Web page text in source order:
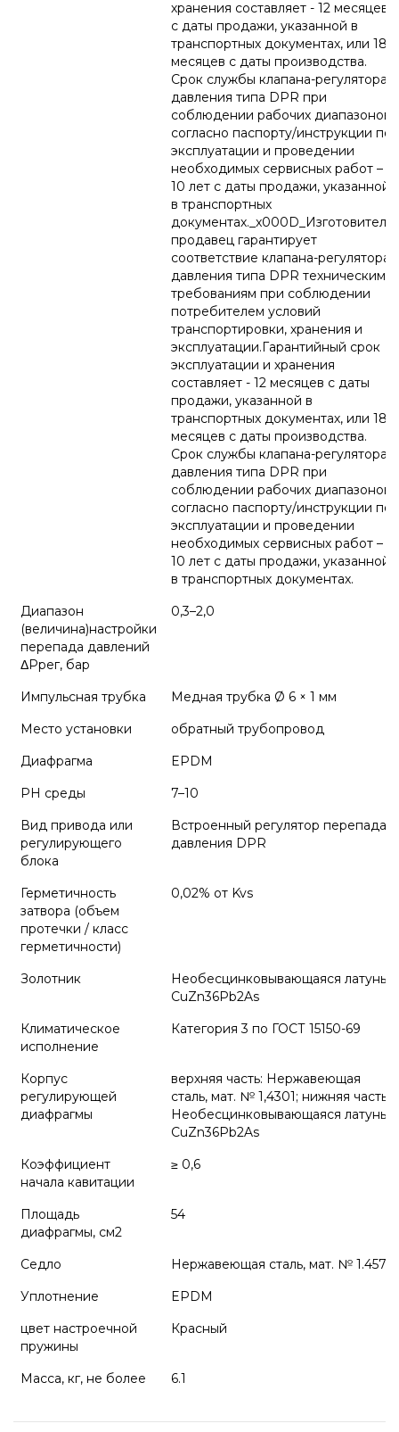
хранения составляет - 12 месяцев
с даты продажи, указанной в
транспортных документах, или 18
месяцев с даты производства.
Срок службы клапана-регулятора
давления типа DPR при
соблюдении рабочих диапазонов
согласно паспорту/инструкции по
эксплуатации и проведении
необходимых сервисных работ –
10 лет с даты продажи, указанной
в транспортных
документах._x000D_Изготовитель/
продавец гарантирует
соответствие клапана-регулятора
давления типа DPR техническим
требованиям при соблюдении
потребителем условий
транспортировки, хранения и
эксплуатации.Гарантийный срок
эксплуатации и хранения
составляет - 12 месяцев с даты
продажи, указанной в
транспортных документах, или 18
месяцев с даты производства.
Срок службы клапана-регулятора
давления типа DPR при
соблюдении рабочих диапазонов
согласно паспорту/инструкции по
эксплуатации и проведении
необходимых сервисных работ –
10 лет с даты продажи, указанной
в транспортных документах.
Диапазон
(величина)настройки
перепада давлений
ΔРрег, бар
0,3–2,0
Импульсная трубка
Медная трубка Ø 6 × 1 мм
Место установки
обратный трубопровод
Диафрагма
EPDM
PH среды
7–10
Вид привода или
регулирующего
блока
Встроенный регулятор перепада
давления DPR
Герметичность
затвора (объем
протечки / класс
герметичности)
0,02% от Kvs
Золотник
Необесцинковывающаяся латунь
CuZn36Pb2As
Климатическое
исполнение
Категория 3 по ГОСТ 15150-69
Корпус
регулирующей
диафрагмы
верхняя часть: Нержавеющая
сталь, мат. № 1,4301; нижняя часть:
Необесцинковывающаяся латунь
CuZn36Pb2As
Коэффициент
начала кавитации
≥ 0,6
Площадь
диафрагмы, см2
54
Седло
Нержавеющая сталь, мат. № 1.4571
Уплотнение
EPDM
цвет настроечной
пружины
Красный
Масса, кг, не более 6.1